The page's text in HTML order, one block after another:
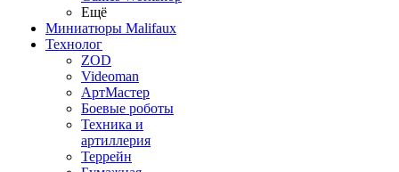
Ещё
Миниатюры Malifaux
Технолог
ZOD
Videoman
АртМастер
Боевые роботы
Техника и
артиллерия
Террейн